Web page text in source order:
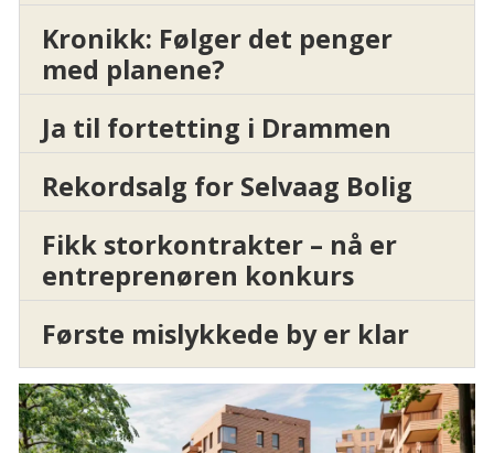
Kronikk: Følger det penger
med planene?
Ja til fortetting i Drammen
Rekordsalg for Selvaag Bolig
Fikk storkontrakter – nå er
entreprenøren konkurs
Første mislykkede by er klar